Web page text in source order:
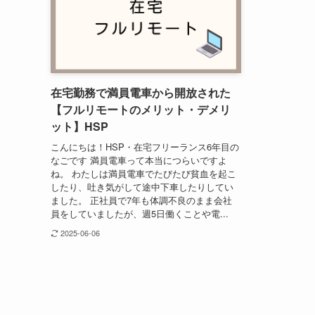
在宅勤務で満員電車から開放された
【フルリモートのメリット・デメリ
ット】HSP
こんにちは！HSP・在宅フリーランス6年目の
なごです 満員電車って本当につらいですよ
ね。 わたしは満員電車でたびたび貧血を起こ
したり、吐き気がして途中下車したりしてい
ました。 正社員で7年も体調不良のまま会社
員をしていましたが、週5日働くことや電...
2025-06-06